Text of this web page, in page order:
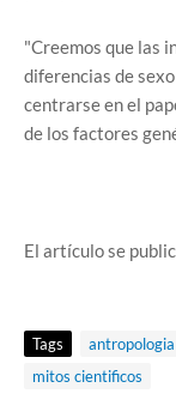
"Creemos que las
diferencias de
centrarse en el
de los factores
El artículo se
Tags antropologia
mitos cientificos